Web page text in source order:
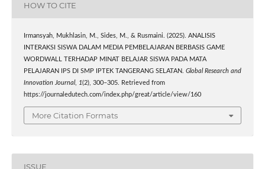
HOW TO CITE
Irmansyah, Mukhlasin, M., Sides, M., & Rusmaini. (2025). ANALISIS
INTERAKSI SISWA DALAM MEDIA PEMBELAJARAN BERBASIS GAME
WORDWALL TERHADAP MINAT BELAJAR SISWA PADA MATA
PELAJARAN IPS DI SMP IPTEK TANGERANG SELATAN. Global Research and
Innovation Journal, 1(2), 300–305. Retrieved from
https://journaledutech.com/index.php/great/article/view/160
More Citation Formats
ISSUE